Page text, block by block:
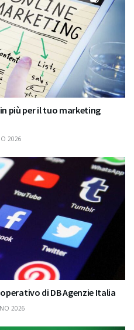
più per il tuo marketing
2026
di DB Agenzie Italia
2026